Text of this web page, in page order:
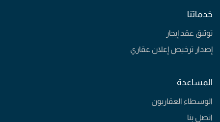
خدماتنا
توثيق عقد إيجار
إصدار ترخيص إعلان عقاري
المساعدة
الوسطاء العقاريون
اتصل بنا